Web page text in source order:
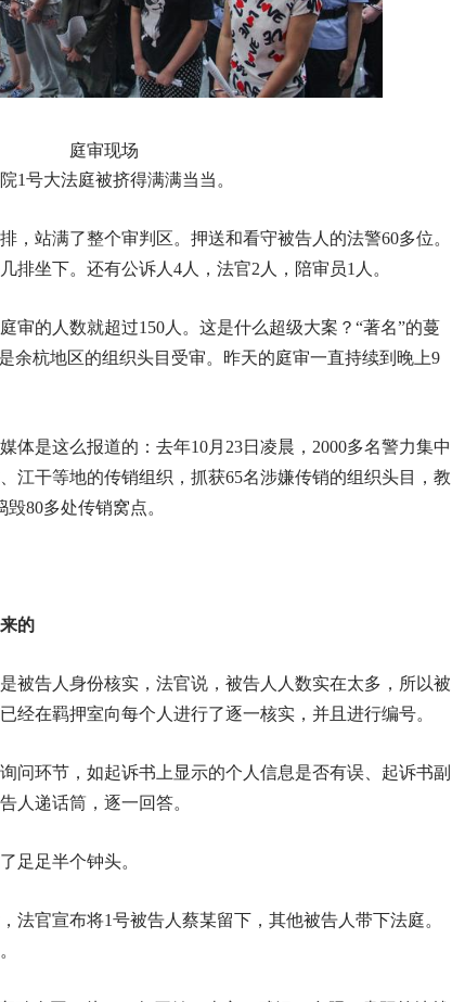
庭审现场
号大法庭被挤得满满当当。
站满了整个审判区。押送和看守被告人的法警60多位。
排坐下。还有公诉人4人，法官2人，陪审员1人。
的人数就超过150人。这是什么超级大案？“著名”的蔓
余杭地区的组织头目受审。昨天的庭审一直持续到晚上9
是这么报道的：去年10月23日凌晨，2000多名警力集中
江干等地的传销组织，抓获65名涉嫌传销的组织头目，教
80多处传销窝点。
的
告人身份核实，法官说，被告人人数实在太多，所以被
经在羁押室向每个人进行了逐一核实，并且进行编号。
环节，如起诉书上显示的个人信息是否有误、起诉书副
递话筒，逐一回答。
足半个钟头。
官宣布将1号被告人蔡某留下，其他被告人带下法庭。